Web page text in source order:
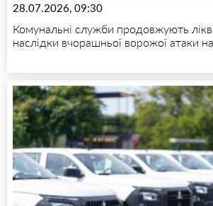
28.07.2026, 09:30
Комунальні служби продовжують
наслідки вчорашньої ворожої атаки